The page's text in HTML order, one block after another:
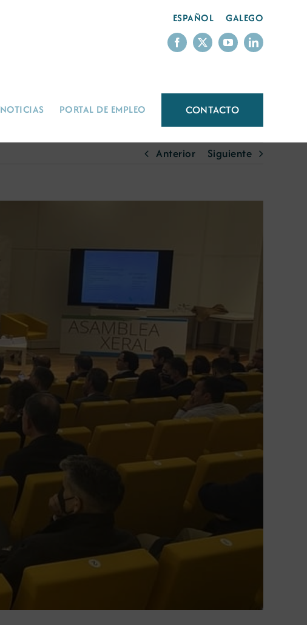
ESPAÑOL GALEGO
NOTICIAS PORTAL DE EMPLEO CONTACTO
Anterior Siguiente